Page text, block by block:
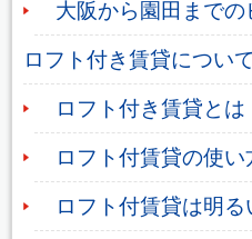
大阪から園田までの
ロフト付き賃貸について
ロフト付き賃貸とは
ロフト付賃貸の使い
ロフト付賃貸は明